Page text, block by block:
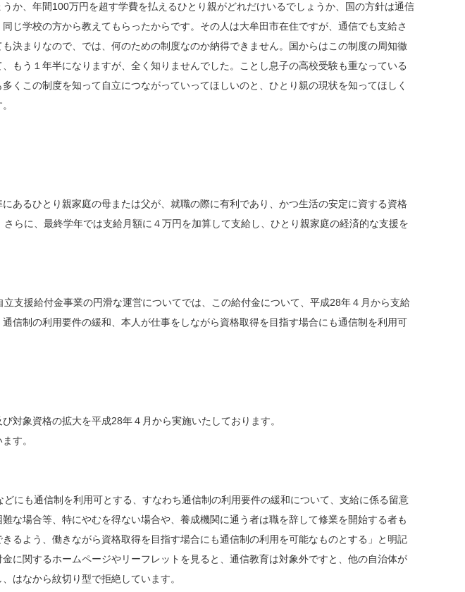
か、年間100万円を超す学費を払えるひとり親がどれだけいるでしょうか、国の方針は通信
じ学校の方から教えてもらったからです。その人は大牟田市在住ですが、通信でも支給さ
決まりなので、では、何のための制度なのか納得できません。国からはこの制度の周知徹
もう１年半になりますが、全く知りませんでした。ことし息子の高校受験も重なっている
この制度を知って自立につながっていってほしいのと、ひとり親の現状を知ってほしく
るひとり親家庭の母または父が、就職の際に有利であり、かつ生活の安定に資する資格
らに、最終学年では支給月額に４万円を加算して支給し、ひとり親家庭の経済的な支援を
援給付金事業の円滑な運営についてでは、この給付金について、平成28年４月から支給
信制の利用要件の緩和、本人が仕事をしながら資格取得を目指す場合にも通信制を利用可
象資格の拡大を平成28年４月から実施いたしております。
す。
も通信制を利用可とする、すなわち通信制の利用要件の緩和について、支給に係る留意
な場合等、特にやむを得ない場合や、養成機関に通う者は職を辞して修業を開始する者も
るよう、働きながら資格取得を目指す場合にも通信制の利用を可能なものとする」と明記
に関するホームページやリーフレットを見ると、通信教育は対象外ですと、他の自治体が
はなから紋切り型で拒絶しています。